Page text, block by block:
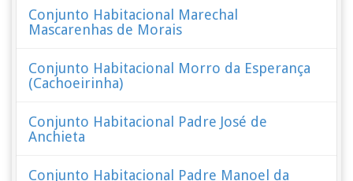
Conjunto Habitacional Marechal
Mascarenhas de Morais
Conjunto Habitacional Morro da Esperança
(Cachoeirinha)
Conjunto Habitacional Padre José de
Anchieta
Conjunto Habitacional Padre Manoel da